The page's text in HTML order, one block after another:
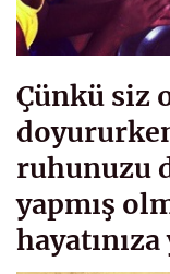
Çünkü siz
ruhunuzu
yapmış